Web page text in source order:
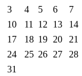
3
4 5 6 7
10
11 12 13 14
17
18 19 20 21
24
25 26 27 28
31